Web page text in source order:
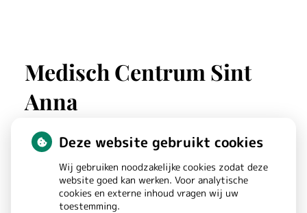
m
p
l
a
r
i
l
r
m
e
n
Medisch Centrum Sint
Anna
St. Annastraat180
6525GWNIJMEGEN
Deze website gebruikt cookies
Wij gebruiken noodzakelijke cookies zodat deze
website goed kan werken. Voor analytische
cookies en externe inhoud vragen wij uw
toestemming.